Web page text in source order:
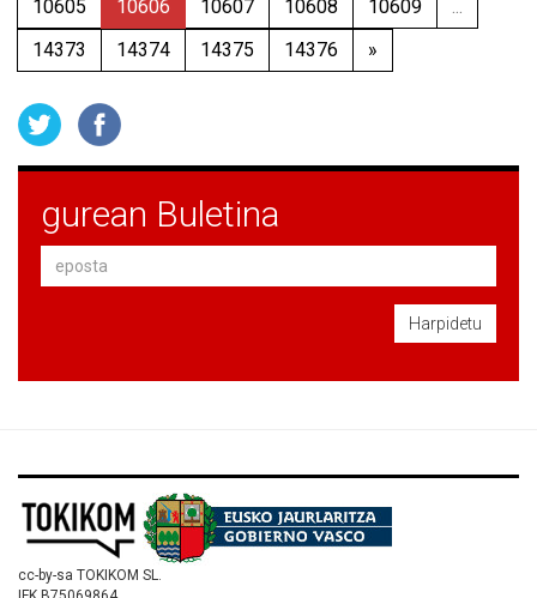
10605
10606 10607 10608 10609
...
14373
14374 14375 14376 »
gurean Buletina
Harpidetu
cc-by-sa TOKIKOM SL.